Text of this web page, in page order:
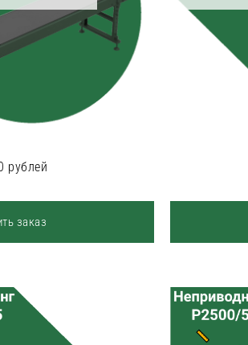
рублей
заказ